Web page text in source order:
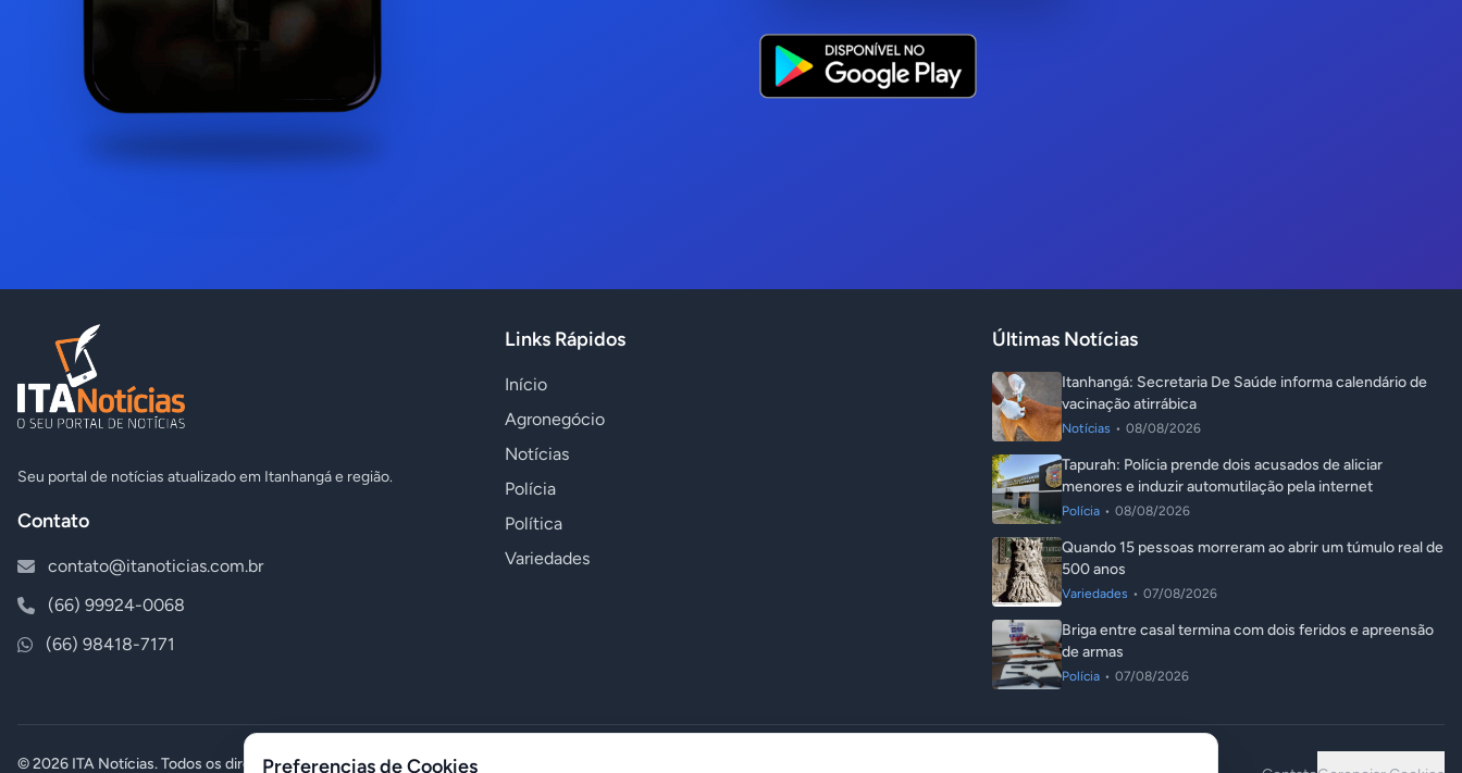
Seu portal de notícias atualizado em Itanhangá e região.
Contato
contato@itanoticias.com.br
(66) 99924-0068
(66) 98418-7171
Links Rápidos
Início
Agronegócio
Notícias
Polícia
Política
Variedades
Últimas Notícias
Itanhangá: Secretaria De Saúde informa calendário de
vacinação atirrábica
Notícias • 08/08/2026
Tapurah: Polícia prende dois acusados de aliciar
menores e induzir automutilação pela internet
Polícia • 08/08/2026
Quando 15 pessoas morreram ao abrir um túmulo real de
500 anos
Variedades • 07/08/2026
Briga entre casal termina com dois feridos e apreensão
de armas
Polícia • 07/08/2026
© 2026 ITA Notícias. Todos os direitos reservados.Preferencias de Cookies